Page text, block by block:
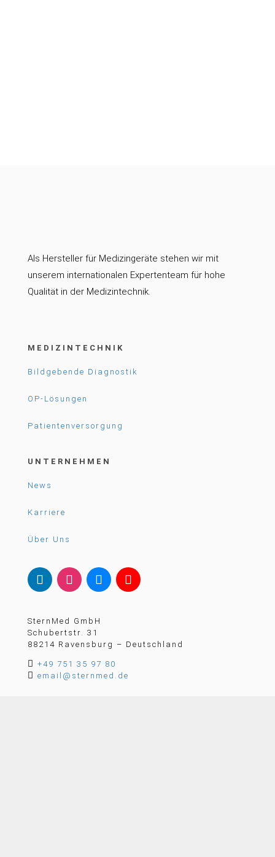
Als Hersteller für Medizingeräte stehen wir mit
unserem internationalen Expertenteam für hohe
Qualität in der Medizintechnik.
MEDIZINTECHNIK
Bildgebende Diagnostik
OP-Lösungen
Patientenversorgung
UNTERNEHMEN
News
Karriere
Über Uns
SternMed GmbH
Schubertstr. 31
88214 Ravensburg – Deutschland
 +49 751 35 97 80
 email@sternmed.de